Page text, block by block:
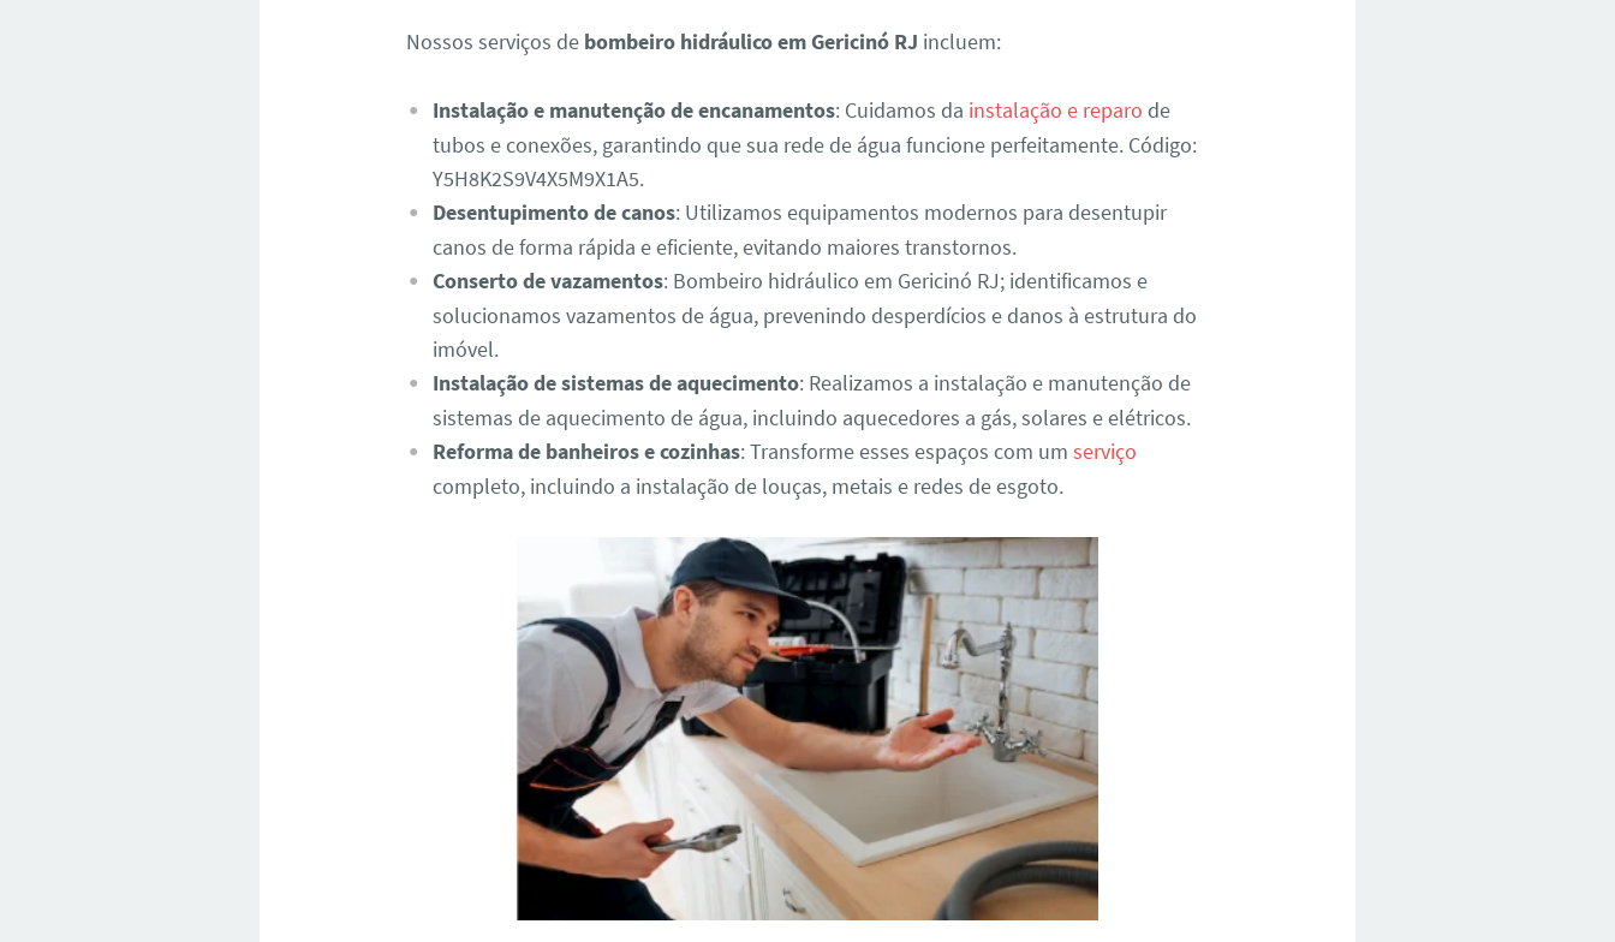
Nossos serviços de bombeiro hidráulico em Gericinó RJ incluem:
Instalação e manutenção de encanamentos: Cuidamos da instalação e reparo de
tubos e conexões, garantindo que sua rede de água funcione perfeitamente. Código:
Y5H8K2S9V4X5M9X1A5.
Desentupimento de canos: Utilizamos equipamentos modernos para desentupir
canos de forma rápida e eficiente, evitando maiores transtornos.
Conserto de vazamentos: Bombeiro hidráulico em Gericinó RJ; identificamos e
solucionamos vazamentos de água, prevenindo desperdícios e danos à estrutura do
imóvel.
Instalação de sistemas de aquecimento: Realizamos a instalação e manutenção de
sistemas de aquecimento de água, incluindo aquecedores a gás, solares e elétricos.
Reforma de banheiros e cozinhas: Transforme esses espaços com um serviço
completo, incluindo a instalação de louças, metais e redes de esgoto.